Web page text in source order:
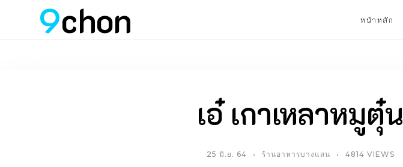
9chon หน้าหลัก
เอ๋ เกาเหลาหมูตุ๋น
25 มิ.ย. 64 ร้านอาหารบางแสน 4814 VIEWS